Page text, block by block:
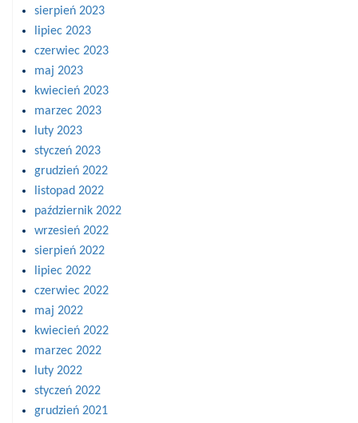
sierpień 2023
lipiec 2023
czerwiec 2023
maj 2023
kwiecień 2023
marzec 2023
luty 2023
styczeń 2023
grudzień 2022
listopad 2022
październik 2022
wrzesień 2022
sierpień 2022
lipiec 2022
czerwiec 2022
maj 2022
kwiecień 2022
marzec 2022
luty 2022
styczeń 2022
grudzień 2021